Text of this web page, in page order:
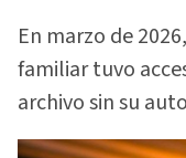
En marzo de
familiar tuvo
archivo sin su